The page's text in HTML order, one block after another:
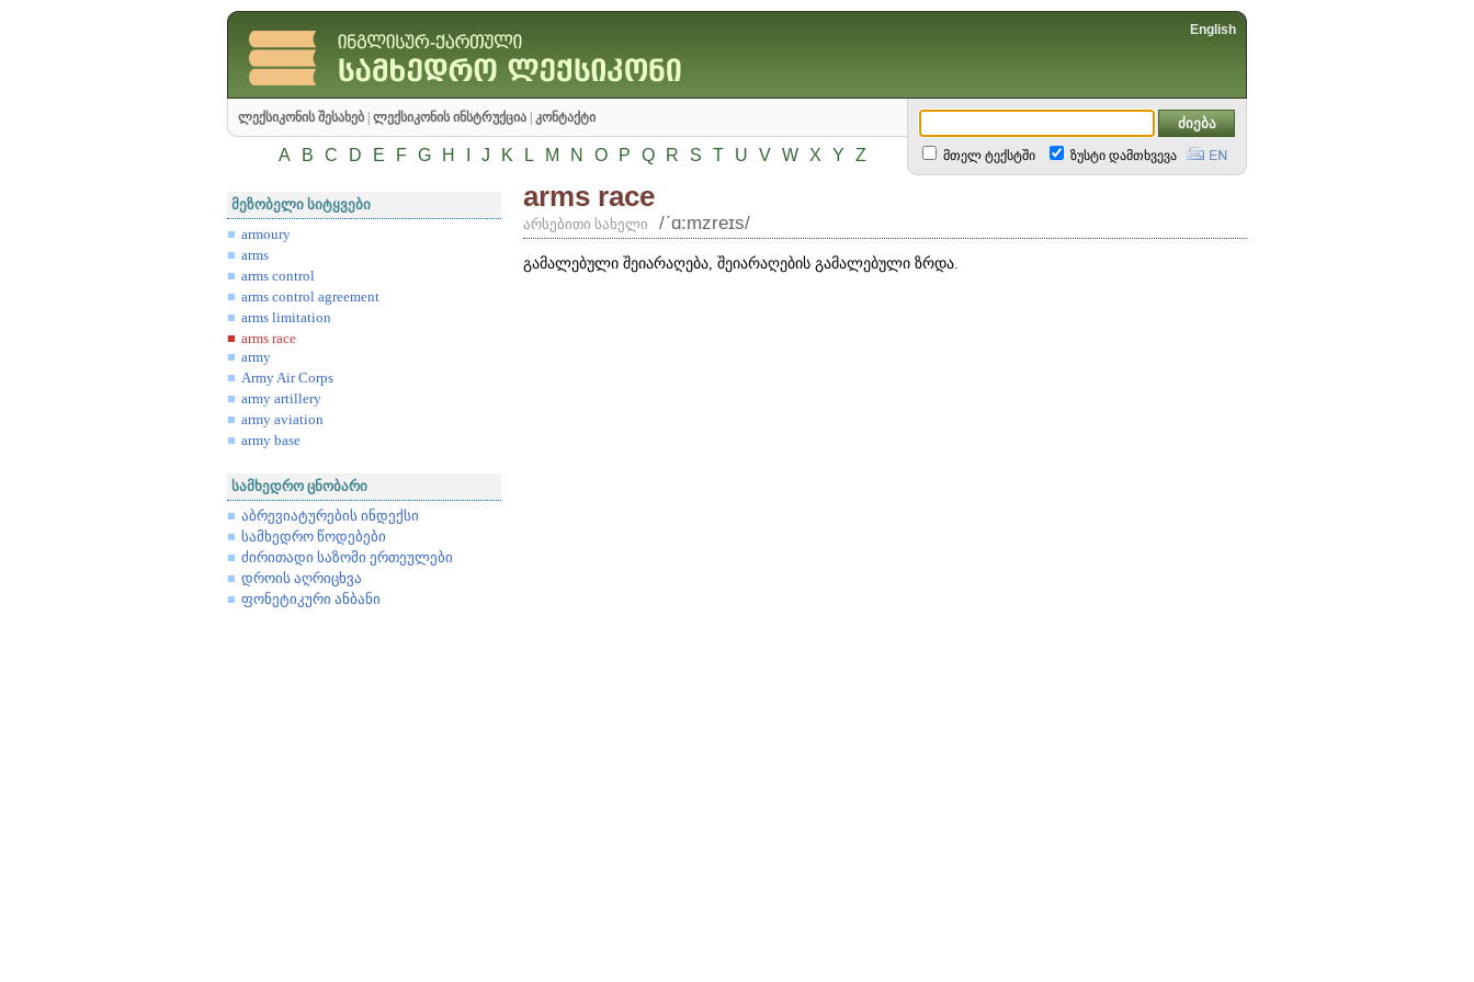
English
ლექსიკონის შესახებ ლექსიკონის ინსტრუქცია კონტაქტი
A B C D E F G H J K L M N O P Q R S T U V W X Y Z მთელ ტექსტში ზუსტი დამთხვევა
მეზობელი სიტყვები
armoury
arms
arms control
arms control agreement
arms limitation
arms race
army
Army Air Corps
army artillery
army aviation
army base
სამხედრო ცნობარი
აბრევიატურების ინდექსი
სამხედრო წოდებები
ძირითადი საზომი ერთეულები
დროის აღრიცხვა
ფონეტიკური ანბანი
arms race
არსებითი სახელი /ʹɑ:mzreɪs/
გამალებული შეიარაღება, შეიარაღების გამალებული ზრდა.